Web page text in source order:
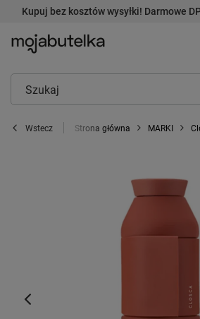
Kupuj bez kosztów wysyłki! Darmowe
Wstecz Strona główna MARKI